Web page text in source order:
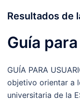
Resultados de
Guía
GUÍA PARA
objetivo orientar a
universitaria de la